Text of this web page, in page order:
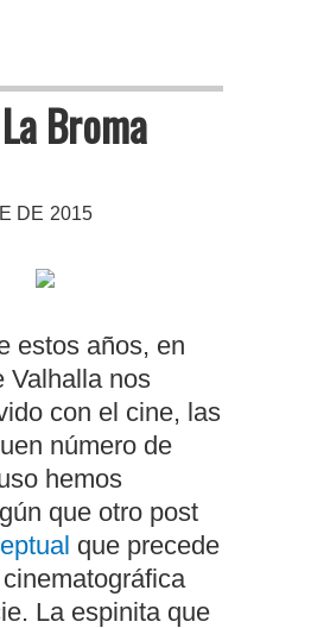
Broma
DE 2015
estos años, en
Valhalla nos
con el cine, las
número de
hemos
que otro post
que precede
La espinita que